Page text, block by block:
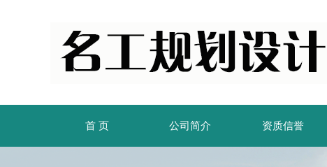
首 页 公司简介 资质信誉